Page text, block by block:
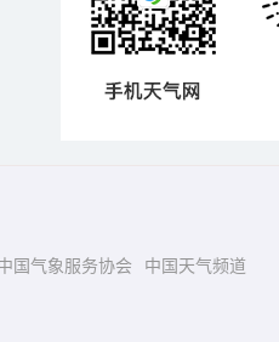
国气象服务协会 中国天气频道